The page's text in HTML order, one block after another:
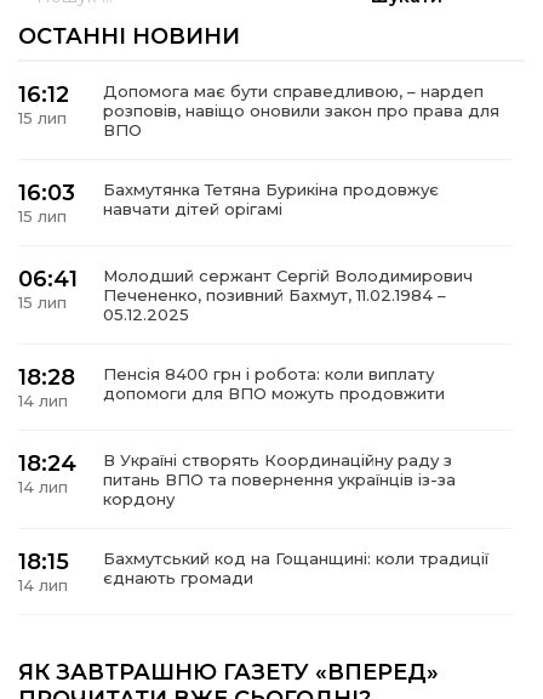
новини
політика
місія
ОСТАННІ НОВИНИ
16:12
15 лип
Допомога має бути справедливою, – нардеп
розповів, навіщо оновили закон про права для
ВПО
16:03
15 лип
Бахмутянка Тетяна Бурикіна продовжує
навчати дітей орігамі
06:41
15 лип
Молодший сержант Сергій Володимирович
Печененко, позивний Бахмут, 11.02.1984 –
05.12.2025
18:28
14 лип
Пенсія 8400 грн і робота: коли виплату
допомоги для ВПО можуть продовжити
18:24
14 лип
В Україні створять Координаційну раду з
питань ВПО та повернення українців із-за
кордону
18:15
14 лип
Бахмутський код на Гощанщині: коли традиції
єднають громади
10 лип
ЯК ЗАВТРАШНЮ ГАЗЕТУ «ВПЕРЕД»